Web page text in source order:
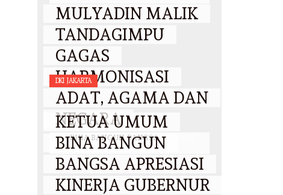
MULYADIN MALIK
TANDAGIMPU
GAGAS
HARMONISASI
ADAT, AGAMA DAN
NEGARA
BY BINA BANGUN BANGSA /
2026
DKI JAKARTA
KETUA UMUM
BINA BANGUN
BANGSA APRESIASI
KINERJA GUBERNUR